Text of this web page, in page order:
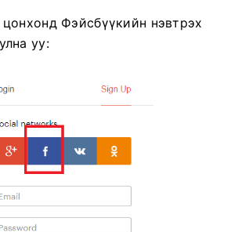
Фэйсбүүкийн нэвтрэх
уу: